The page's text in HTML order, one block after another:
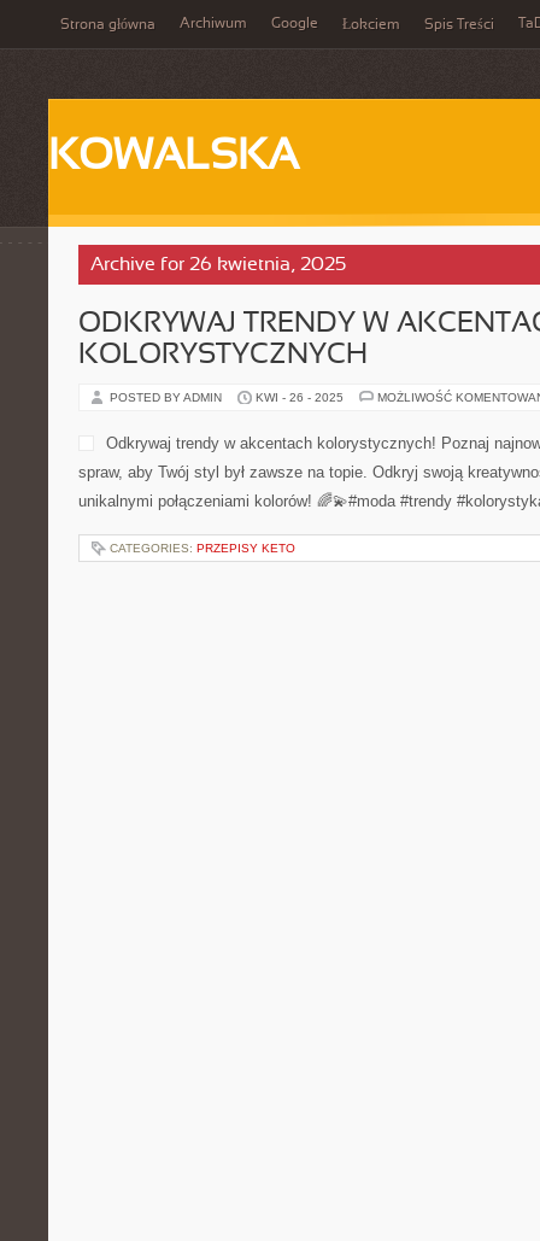
Strona główna Archiwum Google Łokciem Spis Treści
KOWALSKA
Archive for 26 kwietnia, 2025
ODKRYWAJ TRENDY W
KOLORYSTYCZNYCH
POSTED BY ADMIN KWI - 26 - 2025 MOŻLIWOŚĆ
Odkrywaj trendy w akcentach kolorystycznych! Poznaj
spraw, aby Twój styl był zawsze na topie. Odkryj swoją
unikalnymi połączeniami kolorów! 🌈💫#moda #trendy
CATEGORIES: PRZEPISY KETO